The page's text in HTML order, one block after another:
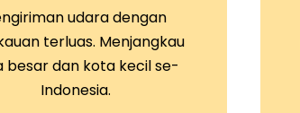
udara dengan
terluas. Menjangkau
besar dan kota kecil se-
Indonesia.